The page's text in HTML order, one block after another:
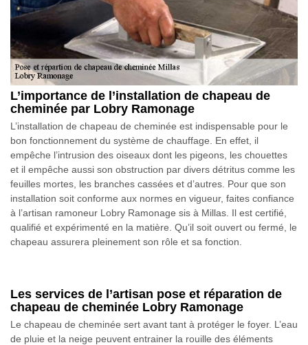
L’importance de l’installation de chapeau de
cheminée par Lobry Ramonage
L’installation de chapeau de cheminée est indispensable pour le
bon fonctionnement du système de chauffage. En effet, il
empêche l’intrusion des oiseaux dont les pigeons, les chouettes
et il empêche aussi son obstruction par divers détritus comme les
feuilles mortes, les branches cassées et d’autres. Pour que son
installation soit conforme aux normes en vigueur, faites confiance
à l’artisan ramoneur Lobry Ramonage sis à Millas. Il est certifié,
qualifié et expérimenté en la matière. Qu’il soit ouvert ou fermé, le
chapeau assurera pleinement son rôle et sa fonction.
Les services de l’artisan pose et réparation de
chapeau de cheminée Lobry Ramonage
Le chapeau de cheminée sert avant tant à protéger le foyer. L’eau
de pluie et la neige peuvent entrainer la rouille des éléments